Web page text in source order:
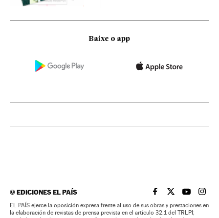
Baixe o app
©EDICIONES EL PAÍS EL PAÍS BRASIL EN
EL PAÍSEL PAÍS
EL
EL PAÍS ejerce la oposición expresa frente al uso de sus obras y prestaciones en
la elaboración de revistas de prensa prevista en el artículo 32.1 del TRLPI;